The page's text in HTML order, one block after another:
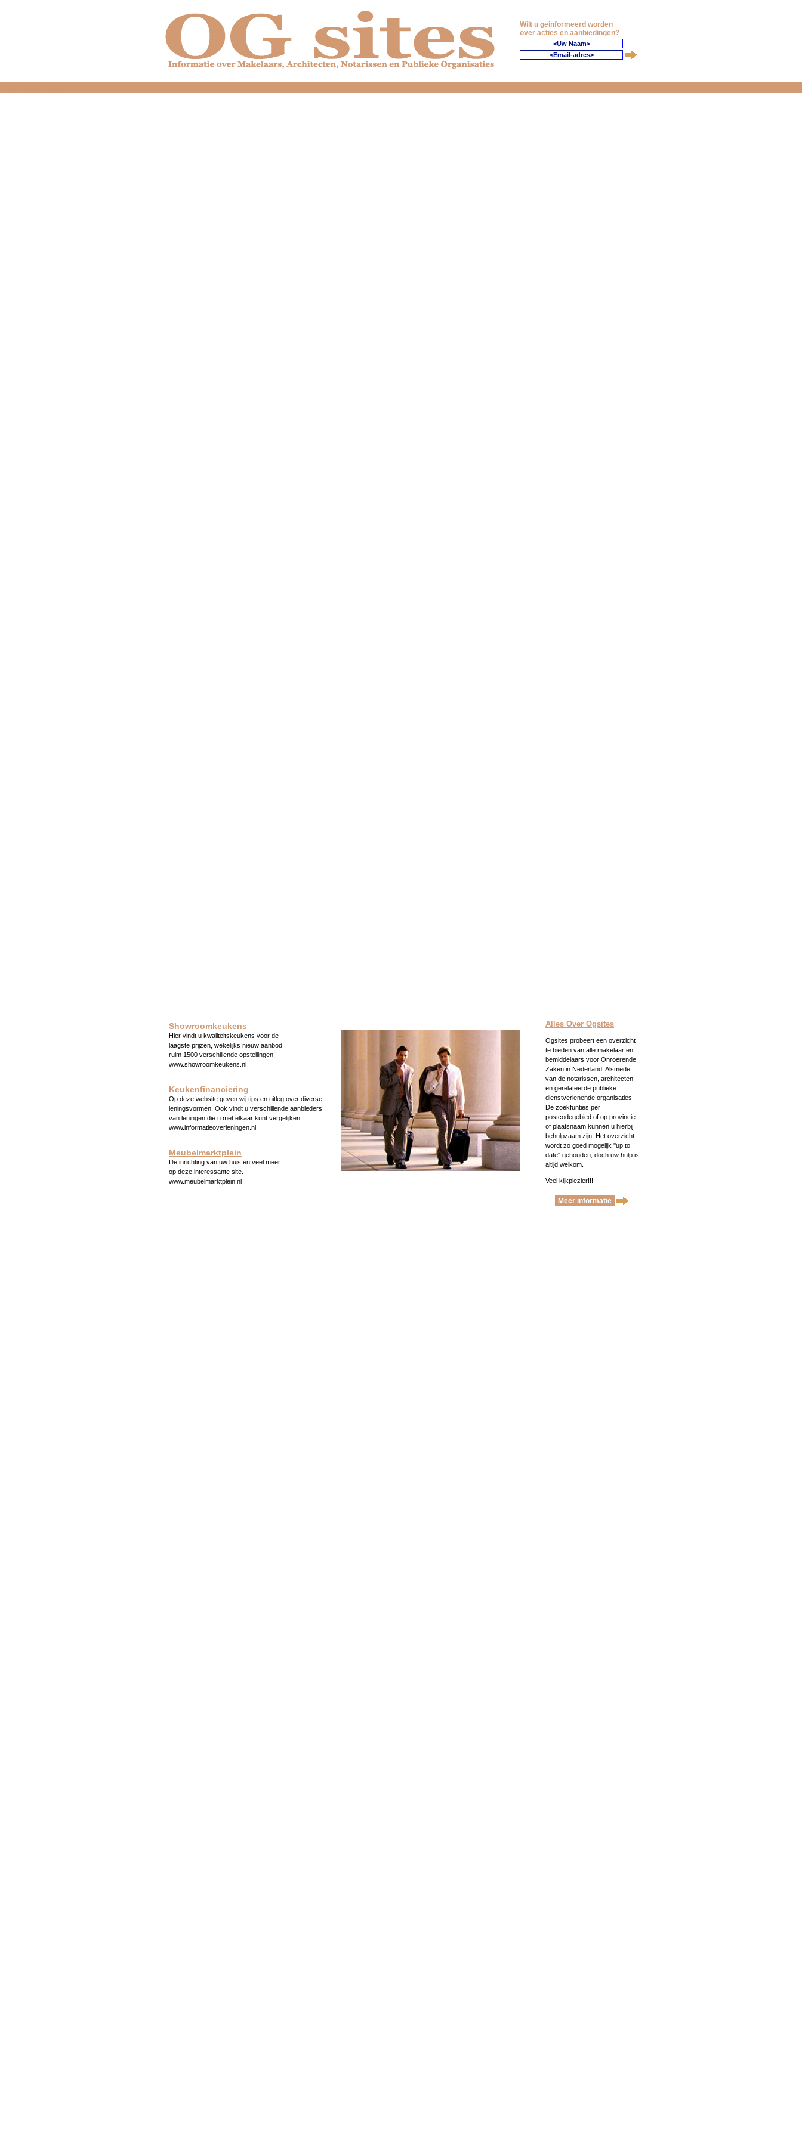
Wilt u geinformeerd worden
over acties en aanbiedingen?
Showroomkeukens
Hier vindt u kwaliteitskeukens voor de
laagste prijzen, wekelijks nieuw aanbod,
ruim 1500 verschillende opstellingen!
www.showroomkeukens.nl
Keukenfinanciering
Op deze website geven wij tips en uitleg over diverse
leningsvormen. Ook vindt u verschillende aanbieders
van leningen die u met elkaar kunt vergelijken.
www.informatieoverleningen.nl
Meubelmarktplein
De inrichting van uw huis en veel meer
op deze interessante site.
www.meubelmarktplein.nl
Alles Over Ogsites
Ogsites probeert een overzicht
te bieden van alle makelaar en
bemiddelaars voor Onroerende
Zaken in Nederland. Alsmede
van de notarissen, architecten
en gerelateerde publieke
dienstverlenende organisaties.
De zoekfunties per
postcodegebied of op provincie
of plaatsnaam kunnen u hierbij
behulpzaam zijn. Het overzicht
wordt zo goed mogelijk ''up to
date'' gehouden, doch uw hulp is
altijd welkom.
Veel kijkplezier!!!
Meer informatie